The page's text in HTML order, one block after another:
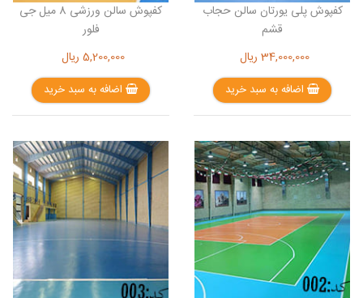
کفپوش پلی یورتان سالن حجاب
قشم
34,000,000 ریال
اضافه به سبد خرید
کفپوش سالن ورزشی 8 میل جی
فلور
5,200,000 ریال
اضافه به سبد خرید